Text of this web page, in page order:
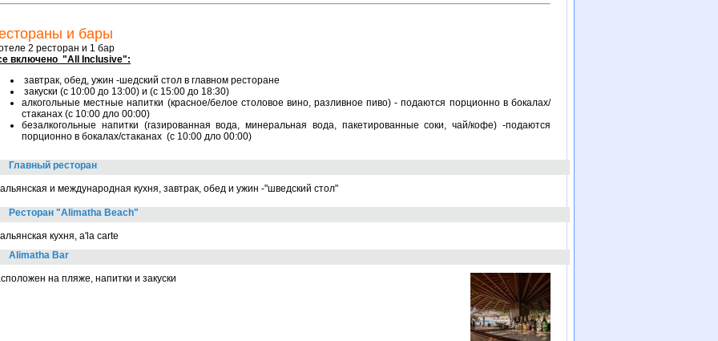
и бары
2 ресторан и 1 бар
включено "All Inclusive":
завтрак, обед, ужин -шедский стол в главном ресторане
закуски (с 10:00 до 13:00) и (с 15:00 до 18:30)
алкогольные местные напитки (красное/белое столовое вино, разливное пиво) - подаются порционно в бокалах/
стаканах (с 10:00 дло 00:00)
безалкогольные напитки (газированная вода, минеральная вода, пакетированные соки, чай/кофе) -подаются
порционно в бокалах/стаканах (с 10:00 дло 00:00)
Главный ресторан
и международная кухня, завтрак, обед и ужин -"шведский стол"
Ресторан "Alimatha Beach"
кухня, a'la carte
Alimatha Bar
на пляже, напитки и закуски